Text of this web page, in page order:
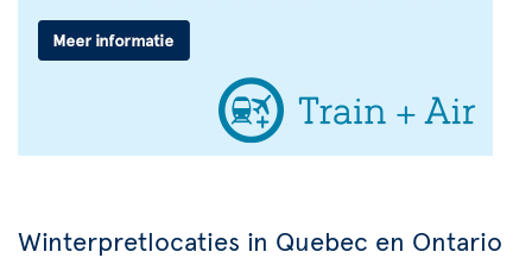
Winterpretlocaties in Quebec en Ontario